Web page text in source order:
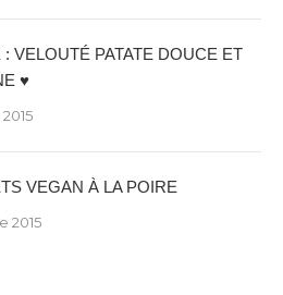
VELOUTÉ PATATE DOUCE ET
♥
VEGAN À LA POIRE
2015